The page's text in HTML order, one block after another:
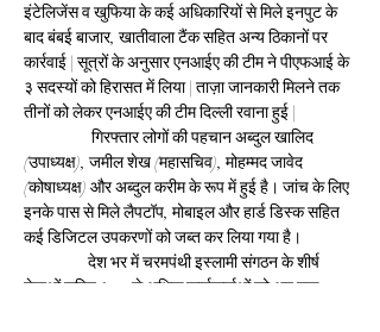
इंटेलिजेंस व खुफिया के कई अधिकारियों से मिले इनपुट के
बाद बंबई बाजार, खातीवाला टैंक सहित अन्य ठिकानों पर
कार्रवाई | सूत्रों के अनुसार एनआईए की टीम ने पीएफआई के
३ सदस्यों को हिरासत में लिया | ताज़ा जानकारी मिलने तक
तीनों को लेकर एनआईए की टीम दिल्ली रवाना हुई |
(उपाध्यक्ष), जमील शेख (महासचिव), मोहम्मद जावेद
(कोषाध्यक्ष) और अब्दुल करीम के रूप में हुई है। जांच के लिए
इनके पास से मिले लैपटॉप, मोबाइल और हार्ड डिस्क सहित
कई डिजिटल उपकरणों को जब्त कर लिया गया है।
नेताओं सहित १०० से अधिक कार्यकर्ताओं को अब तक